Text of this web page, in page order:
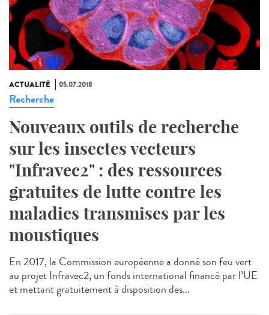
ACTUALITÉ 05.07.2018
Recherche
Nouveaux outils de recherche
sur les insectes vecteurs
"Infravec2" : des ressources
gratuites de lutte contre les
maladies transmises par les
moustiques
En 2017, la Commission européenne a donné son feu vert
au projet Infravec2, un fonds international financé par l’UE
et mettant gratuitement à disposition des...